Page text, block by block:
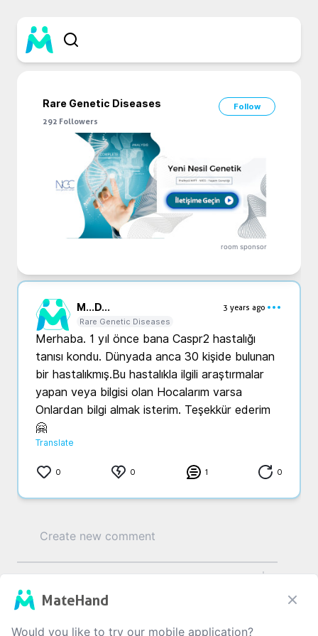
Rare Genetic Diseases
Follow
292 Followers
room sponsor
M...D...
3 years ago
Rare Genetic Diseases
Merhaba. 1 yıl önce bana Caspr2 hastalığı
tanısı kondu. Dünyada anca 30 kişide bulunan
bir hastalıkmış.Bu hastalıkla ilgili araştırmalar
yapan veya bilgisi olan Hocalarım varsa
Onlardan bilgi almak isterim. Teşekkür ederim
🤗
Translate
0 0 1 0
MateHand
Would you like to try our mobile application?